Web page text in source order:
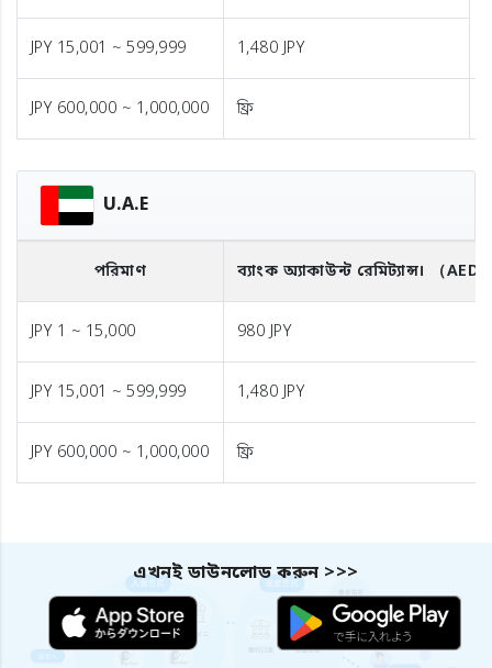
JPY 15,001 ~ 599,999
1,480 JPY
JPY 600,000 ~ 1,000,000 ফ্রি
U.A.E
পরিমাণ ব্যাংক অ্যাকাউন্ট রেমিট্যান্স। （AED
JPY 1 ~ 15,000 980 JPY
JPY 15,001 ~ 599,999 1,480 JPY
JPY 600,000 ~ 1,000,000 ফ্রি
এখনই ডাউনলোড করুন >>>